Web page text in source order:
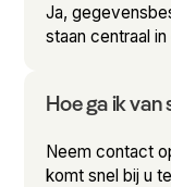
Ja,
staan centraal
Hoe ga ik van
Neem contact
komt snel bij u